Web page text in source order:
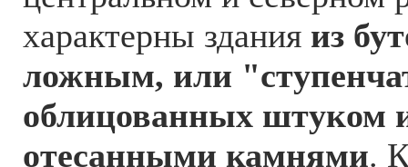
характерны здания из
ложным, или
облицованных штуком
отесанными камнями.